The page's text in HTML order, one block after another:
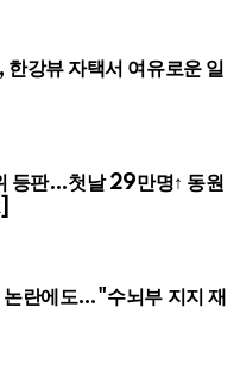
한강뷰 자택서 여유로운 일
등판…첫날 29만명↑ 동원
논란에도…"수뇌부 지지 재